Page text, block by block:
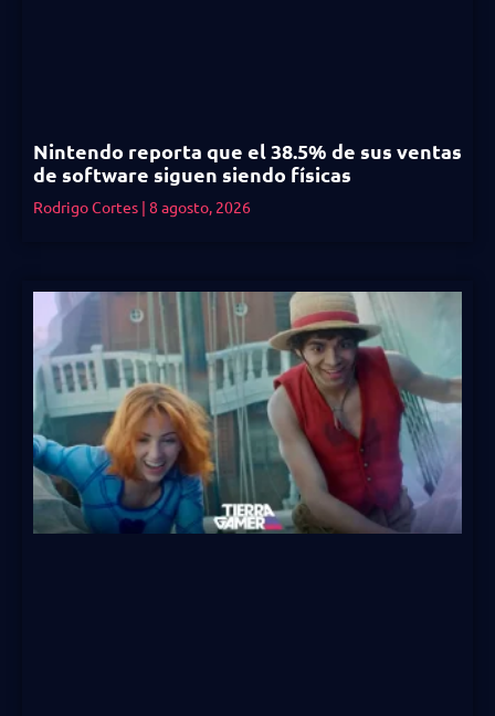
Nintendo reporta que el 38.5% de sus ventas
de software siguen siendo físicas
Rodrigo Cortes 8 agosto, 2026